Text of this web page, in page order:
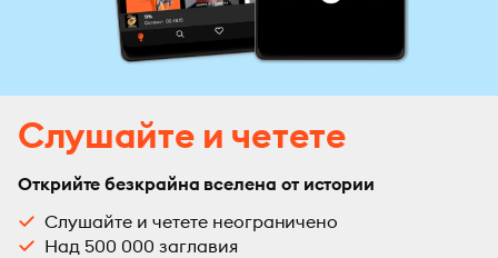
Слушайте и четете
Открийте безкрайна вселена от истории
Слушайте и четете неограничено
Над 500 000 заглавия